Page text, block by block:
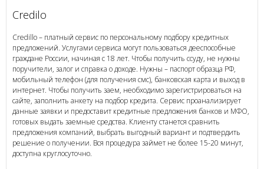
Credilo
Credillo – платный сервис по персональному подбору кредитных
предложений. Услугами сервиса могут пользоваться дееспособные
граждане России, начиная с 18 лет. Чтобы получить ссуду, не нужны
поручители, залог и справка о доходе. Нужны – паспорт образца РФ,
мобильный телефон (для получения смс), банковская карта и выход в
интернет. Чтобы получить заем, необходимо зарегистрироваться на
сайте, заполнить анкету на подбор кредита. Сервис проанализирует
данные заявки и предоставит кредитные предложения банков и МФО,
готовых выдать заемные средства. Клиенту станется сравнить
предложения компаний, выбрать выгодный вариант и подтвердить
решение о получении. Вся процедура займет не более 15-20 минут,
доступна круглосуточно.